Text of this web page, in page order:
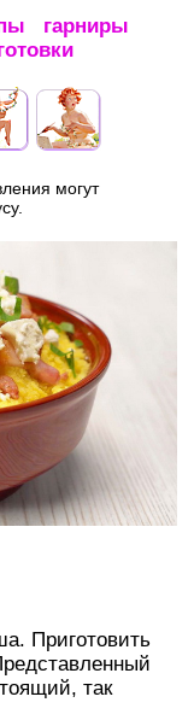
гарниры
могут
Приготовить
так